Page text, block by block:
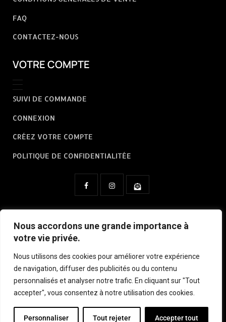
Nous accordons une grande importance à
votre vie privée.
Nous utilisons des cookies pour améliorer votre expérience
de navigation, diffuser des publicités ou du contenu
personnalisés et analyser notre trafic. En cliquant sur "Tout
accepter", vous consentez à notre utilisation des cookies.
Personnaliser Tout rejeter Accepter tout
FAQ
CONTACTEZ-NOUS
VOTRE COMPTE
SUIVI DE COMMANDE
CONNEXION
CRÉEZ VOTRE COMPTE
POLITIQUE DE CONFIDENTIALITÉE
Nous contacter à :contact@cineprops.fr
© 2026 CineProps.Tous droit réservés.